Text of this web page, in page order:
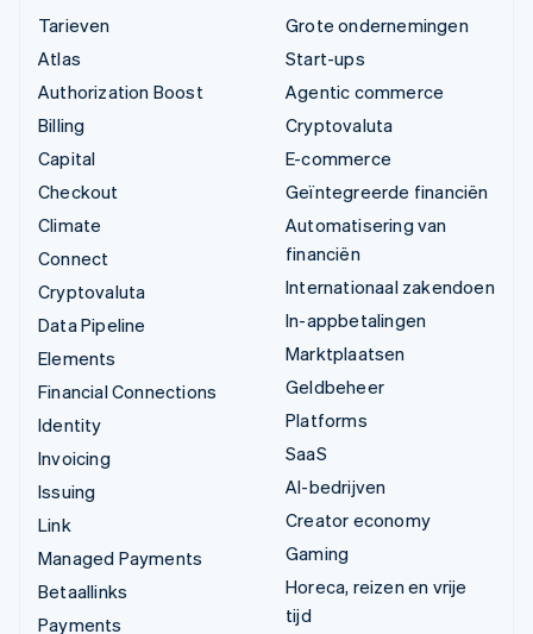
Tarieven
Atlas
Authorization Boost
Billing
Capital
Checkout
Climate
Connect
Cryptovaluta
Data Pipeline
Elements
Financial Connections
Identity
Invoicing
Issuing
Link
Managed Payments
Betaallinks
Payments
Grote ondernemingen
Start-ups
Agentic commerce
Cryptovaluta
E-commerce
Geïntegreerde financiën
Automatisering van
financiën
Internationaal zakendoen
In-appbetalingen
Marktplaatsen
Geldbeheer
Platforms
SaaS
AI-bedrijven
Creator economy
Gaming
Horeca, reizen en vrije
tijd